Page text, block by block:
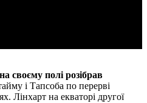
своєму полі розібрав
і Тапсоба по перерві
Лінхарт на екваторі другої